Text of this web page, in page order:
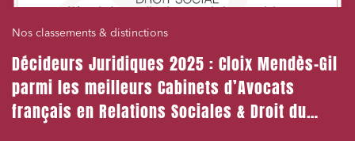
Nos classements & distinctions
Décideurs Juridiques 2025 : Cloix Mendès-Gil
parmi les meilleurs Cabinets d’Avocats
français en Relations Sociales & Droit du